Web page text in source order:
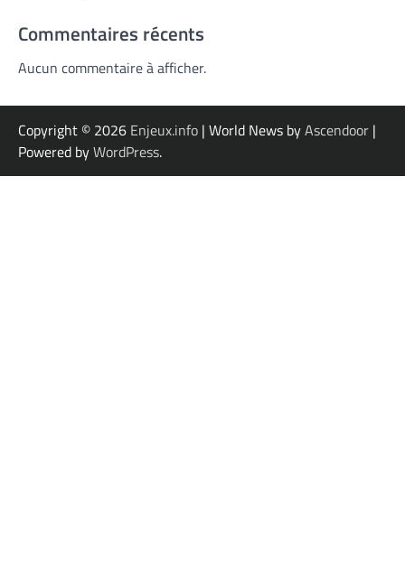
Commentaires récents
Aucun commentaire à afficher.
Copyright © 2026 Enjeux.info | World News byAscendoor |
Powered byWordPress.